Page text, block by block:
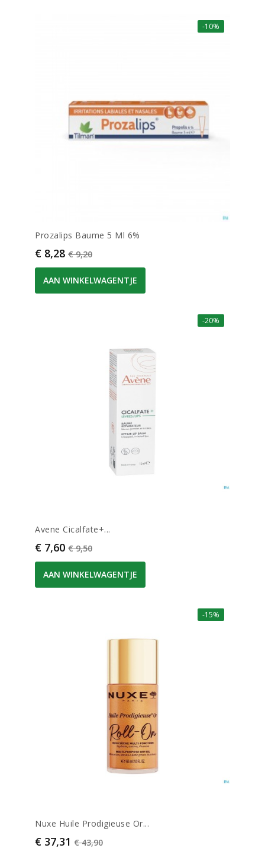
-10%
Prozalips Baume 5 Ml 6%
Prijs
€ 8,28 Normale prijs
€ 9,20
AAN WINKELWAGENTJE
-20%
Avene Cicalfate+...
Prijs
€ 7,60 Normale prijs
€ 9,50
AAN WINKELWAGENTJE
-15%
Nuxe Huile Prodigieuse Or...
Prijs
€ 37,31 Normale prijs
€ 43,90